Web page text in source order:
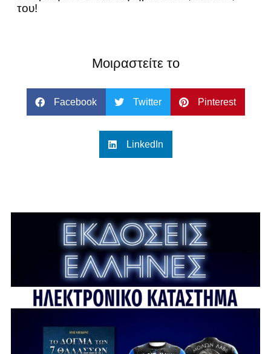
του!
Μοιραστείτε το
Facebook Twitter Pinterest
LinkedIn